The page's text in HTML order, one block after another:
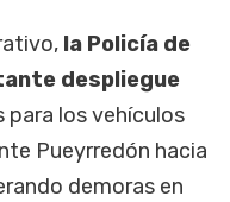
la Policía de
despliegue
para los vehículos
Pueyrredón hacia
demoras en